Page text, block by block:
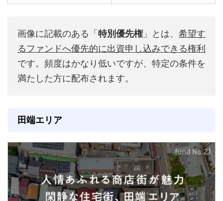
画像に記載のある「特別優先権」とは、 希望す
るファンドへ優先的に出資申し込みできる権利
です。頻度はかなり低いですが、特定の条件を
満たした方に配布されます。
田端エリア